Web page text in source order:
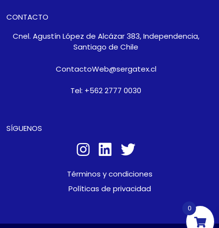
CONTACTO
Cnel. Agustín López de Alcázar 383, Independencia,
Santiago de Chile
ContactoWeb@sergatex.cl
Tel: +562 2777 0030
SÍGUENOS
Términos y condiciones
Políticas de privacidad
0